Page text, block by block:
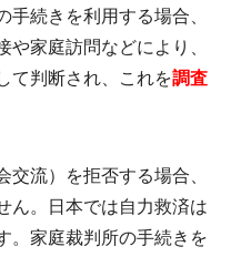
手続きを利用する場合、
家庭訪問などにより、
て判断され、これを調査
流）を拒否する場合、
ん。日本では自力救済は
。家庭裁判所の手続きを